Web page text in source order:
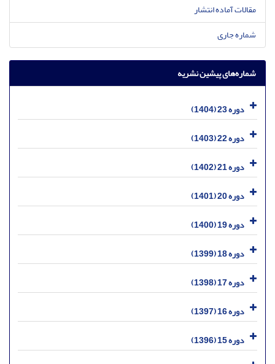
مقالات آماده انتشار
شماره جاری
شماره‌های پیشین نشریه
دوره 23 (1404)
دوره 22 (1403)
دوره 21 (1402)
دوره 20 (1401)
دوره 19 (1400)
دوره 18 (1399)
دوره 17 (1398)
دوره 16 (1397)
دوره 15 (1396)